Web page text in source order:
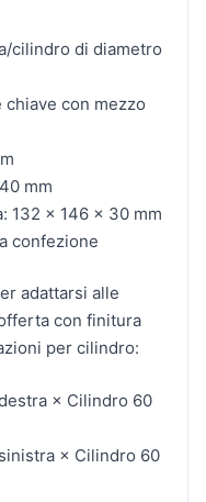
cilindro di diametro
con mezzo
mm
132 x 146 x 30 mm
confezione
adattarsi alle
con finitura
per cilindro:
× Cilindro 60
× Cilindro 60